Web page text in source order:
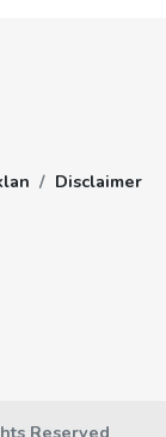
Disclaimer